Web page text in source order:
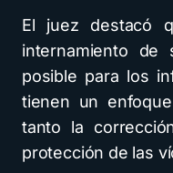
El juez destacó
internamiento de
posible para los
tienen un
tanto la
protección de las